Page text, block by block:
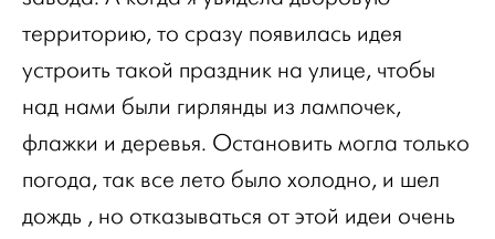
территорию, то сразу появилась идея
устроить такой праздник на улице, чтобы
над нами были гирлянды из лампочек,
флажки и деревья. Остановить могла только
погода, так все лето было холодно, и шел
дождь , но отказываться от этой идеи очень